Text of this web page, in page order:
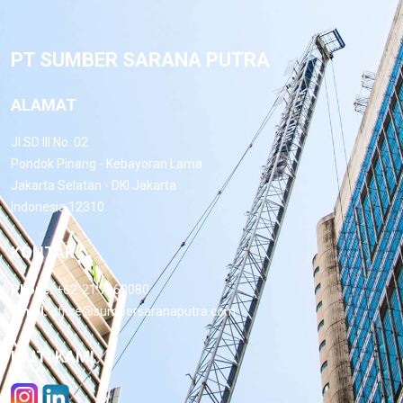
PT SUMBER SARANA PUTRA
ALAMAT
Jl.SD III No. 02
Pondok Pinang - Kebayoran Lama
Jakarta Selatan - DKI Jakarta
Indonesia 12310
KONTAK
Phone: +62-21 7660080
Email:office@sumbersaranaputra.com
IKUTI KAMI